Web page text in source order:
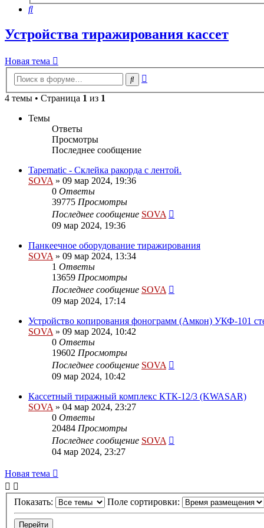
Поиск
Устройства тиражирования кассет
Новая
тема
Новая тема
Поиск
4 темы • Страница 1 из 1
Темы
Ответы
Просмотры
Последнее сообщение
Tapematic - Склейка ракорда с лентой.
SOVA » 09 мар 2024, 19:36
0 Ответы
39775 Просмотры
Последнее сообщение SOVA
09 мар 2024, 19:36
Панкеечное оборудование тиражирования
SOVA » 09 мар 2024, 13:34
1 Ответы
13659 Просмотры
Последнее сообщение SOVA
09 мар 2024, 17:14
Устройство копирования фонограмм (Амкон) УКФ-101
SOVA » 09 мар 2024, 10:42
0 Ответы
19602 Просмотры
Последнее сообщение SOVA
09 мар 2024, 10:42
Кассетный тиражный комплекс КТК-12/3 (KWASAR)
SOVA » 04 мар 2024, 23:27
0 Ответы
20484 Просмотры
Последнее сообщение SOVA
04 мар 2024, 23:27
Новая
тема
Новая тема
Показать: Поле сортировки: